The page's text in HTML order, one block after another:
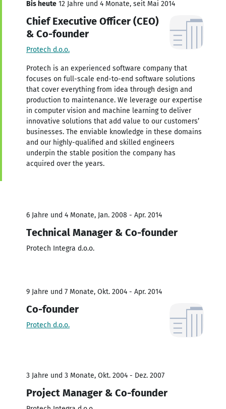
Bis heute 12 Jahre und 4 Monate, seit Mai 2014
Chief Executive Officer (CEO)
& Co-founder
Protech d.o.o.
Protech is an experienced software company that
focuses on full-scale end-to-end software solutions
that cover everything from idea through design and
production to maintenance. We leverage our expertise
in computer vision and machine learning to deliver
innovative solutions that add value to our customers’
businesses. The enviable knowledge in these domains
and our highly-qualified and skilled engineers
underpin the stable position the company has
acquired over the years.
6 Jahre und 4 Monate, Jan. 2008 - Apr. 2014
Technical Manager & Co-founder
Protech Integra d.o.o.
9 Jahre und 7 Monate, Okt. 2004 - Apr. 2014
Co-founder
Protech d.o.o.
3 Jahre und 3 Monate, Okt. 2004 - Dez. 2007
Project Manager & Co-founder